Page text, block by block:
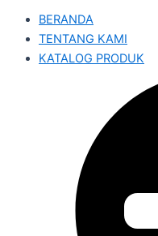
BERANDA
TENTANG KAMI
KATALOG PRODUK